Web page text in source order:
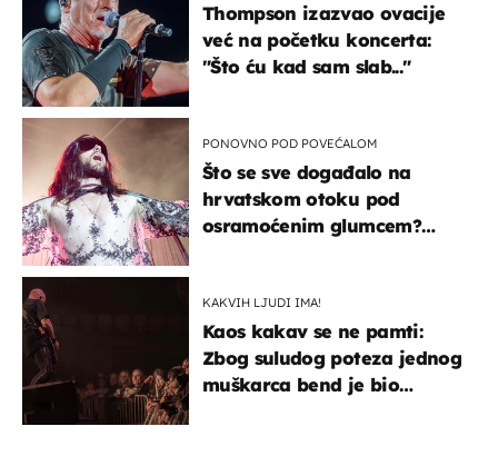
Thompson izazvao ovacije
već na početku koncerta:
"Što ću kad sam slab..."
PONOVNO POD POVEĆALOM
Što se sve događalo na
hrvatskom otoku pod
osramoćenim glumcem?
KAKVIH LJUDI IMA!
Kaos kakav se ne pamti:
Zbog suludog poteza jednog
muškarca bend je bio